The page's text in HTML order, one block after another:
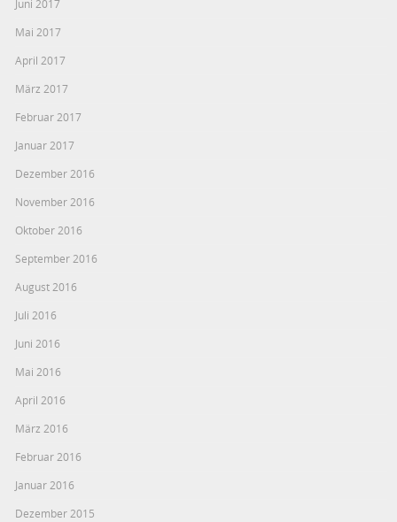
Juni 2017
Mai 2017
April 2017
März 2017
Februar 2017
Januar 2017
Dezember 2016
November 2016
Oktober 2016
September 2016
August 2016
Juli 2016
Juni 2016
Mai 2016
April 2016
März 2016
Februar 2016
Januar 2016
Dezember 2015